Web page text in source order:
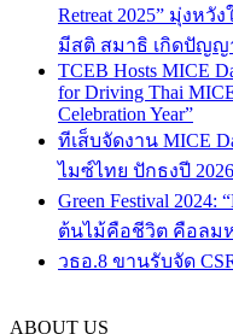
Retreat 2025” มุ่ง
มีสติ สมาธิ เกิดปัญญ
TCEB Hosts MICE
for Driving Thai
Celebration Year”
ทีเส็บจัดงาน MICE
ไมซ์ไทย ปักธงปี 2026
Green Festival 2024:
ต้นไม้คือชีวิต คือลม
วธอ.8 ขานรับจัด
ABOUT US